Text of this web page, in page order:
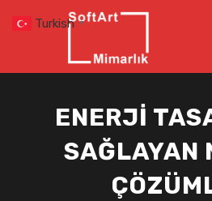
ENERJI
SAĞLAYAN
Turkish ▼